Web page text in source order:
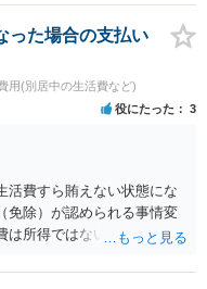
どを検討します。 ＞何もで
てくるのでしょうか？ 取れ
付請求を行えば還付されま
でしょうか？ できます。た
こしてもらえば、他の弁
参考まで。
った場合の支払い
用(別居中の生活費など)
役にたった 3
活費すら賄えない状態にな
免除）が認められる事情変
は所得ではないので、「保
役所から何らかのペナルテ